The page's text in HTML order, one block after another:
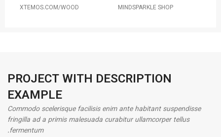
MINDSPARKLE SHOP
XTEMOS.COM/WOOD
PROJECT WITH DESCRIPTION
EXAMPLE
Commodo scelerisque facilisis enim ante habitant suspendisse
fringilla ad a primis malesuada curabitur ullamcorper tellus
fermentum.